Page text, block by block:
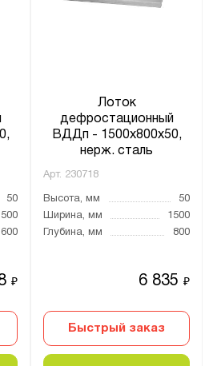
50
600
₽
Лоток
дефростационный
ВДДп - 1500x800x50,
нерж. сталь
Арт. 230718
Высота, мм
50
Ширина, мм
1500
Глубина, мм
800
6 835₽
Быстрый заказ